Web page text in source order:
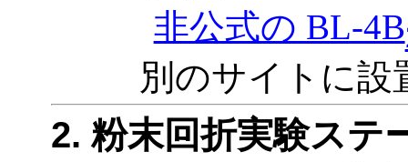
非公式の BL-4B
別のサイトに設
2. 粉末回折実験ステ